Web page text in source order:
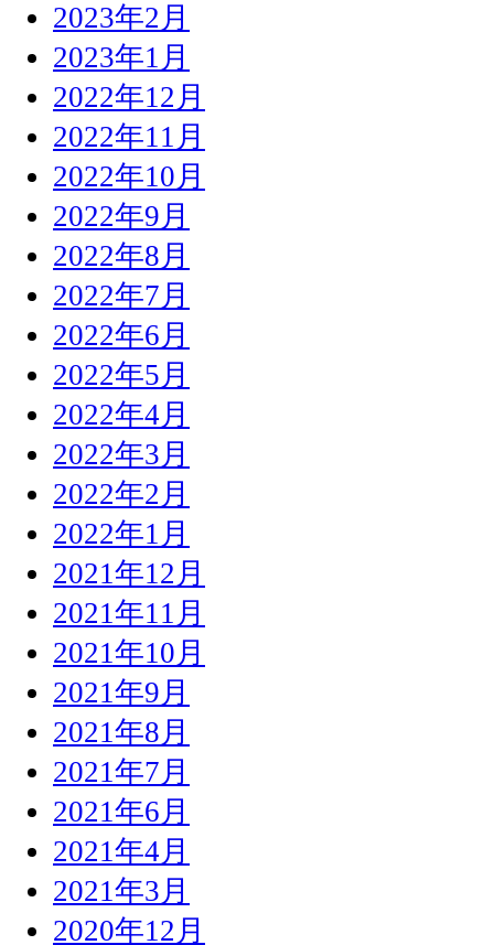
2023年2月
2023年1月
2022年12月
2022年11月
2022年10月
2022年9月
2022年8月
2022年7月
2022年6月
2022年5月
2022年4月
2022年3月
2022年2月
2022年1月
2021年12月
2021年11月
2021年10月
2021年9月
2021年8月
2021年7月
2021年6月
2021年4月
2021年3月
2020年12月